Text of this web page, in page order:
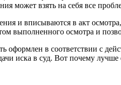
может взять на себя все
и вписываются в акт
выполненного осмотра и
в соответствии с
иска в суд. Вот почему